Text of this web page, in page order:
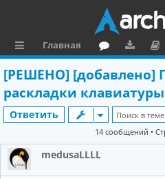
л
и
Главная
м
зк
и
м
е
н
[РЕШЕНО] [добавлено]
раскладки клавиатуры
Ответить
14 сообщений •
medusaLLLL